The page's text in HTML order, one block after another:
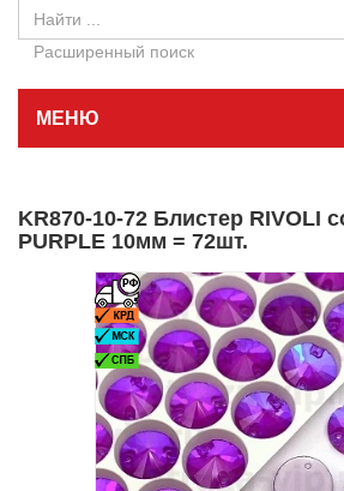
Расширенный поиск
МЕНЮ
KR870-10-72 Блистер RIVOLI
PURPLE 10мм = 72шт.